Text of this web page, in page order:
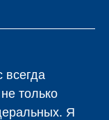
всегда
только
Я